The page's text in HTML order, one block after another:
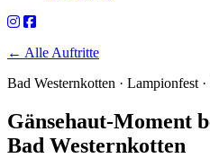
← Alle Auftritte
Bad Westernkotten · Lampionfest
Gänsehaut-Moment
Bad Westernkotten